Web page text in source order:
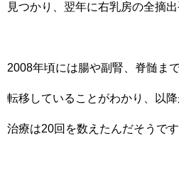
見つかり、翌年に右乳房の全摘
2008年頃には腸や副腎、脊髄ま
転移していることがわかり、以
治療は20回を数えたんだそうです